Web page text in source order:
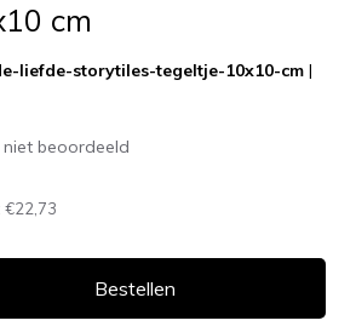
cm
liefde-storytiles-tegeltje-10x10-cm |
beoordeeld
€22,73
Bestellen